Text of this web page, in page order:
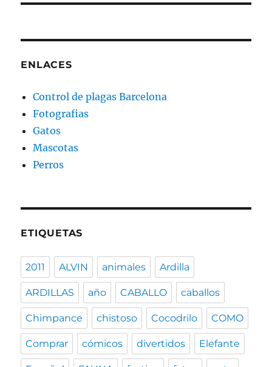
ENLACES
Control de plagas Barcelona
Fotografias
Gatos
Mascotas
Perros
ETIQUETAS
2011 ALVIN animales Ardilla
ARDILLAS año CABALLO caballos
Chimpance chistoso Cocodrilo COMO
Comprar cómicos divertidos Elefante